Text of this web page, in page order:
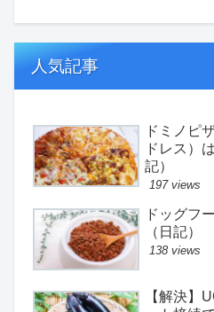
人気記事
ドミノピ
ドレス）
記）
197 views
ドッグフ
（日記）
138 views
【解決】